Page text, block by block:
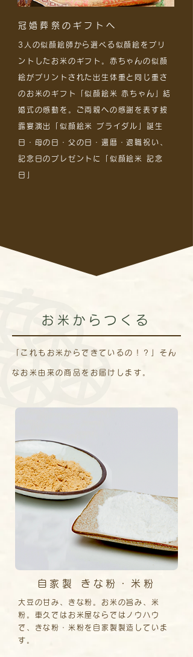
冠婚葬祭のギフトへ
3人の似顔絵師から選べる似顔絵をプリ
ントしたお米のギフト。赤ちゃんの似顔
絵がプリントされた出生体重と同じ重さ
のお米のギフト「似顔絵米 赤ちゃん」結
婚式の感動を。ご両親への感謝を表す披
露宴演出「似顔絵米 ブライダル」誕生
日・母の日・父の日・還暦・退職祝い、
記念日のプレゼントに「似顔絵米 記念
日」
お米からつくる
「これもお米からできているの！？」そん
なお米由来の商品をお届けします。
自家製 きな粉・米粉
大豆の甘み、きな粉。お米の旨み、米
粉。車久ではお米屋ならではノウハウ
で、きな粉・米粉を自家製製造していま
す。